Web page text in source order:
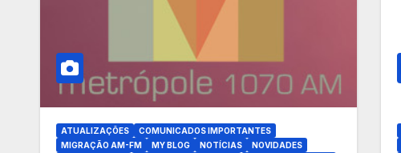
ATUALIZAÇÕES
COMUNICADOS IMPORTANTES
MIGRAÇÃO AM-FM
MY BLOG NOTÍCIAS
NOVIDADES